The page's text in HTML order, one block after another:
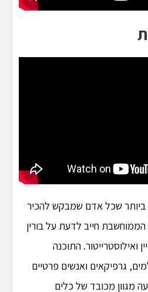
ביותר שכל אדם שמבקש להכיר
חייב לדעת על בורין
ואילוסטרייטור. התוכנה
גרפיקאים ואנשים פרטיים
מגוון מכובד של כלים